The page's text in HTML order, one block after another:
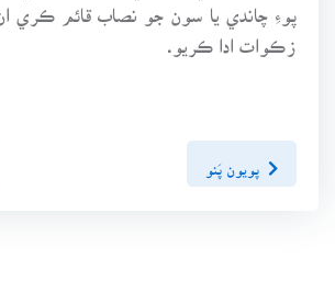
پوءِ چاندي يا سون جو نصاب قائم ڪري
زڪوات ادا ڪريو.
پويون پَنو